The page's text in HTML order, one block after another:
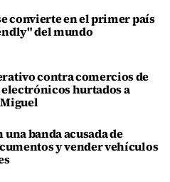
convierte en el primer país
del mundo
contra comercios de
hurtados a
Miguel
banda acusada de
y vender vehículos